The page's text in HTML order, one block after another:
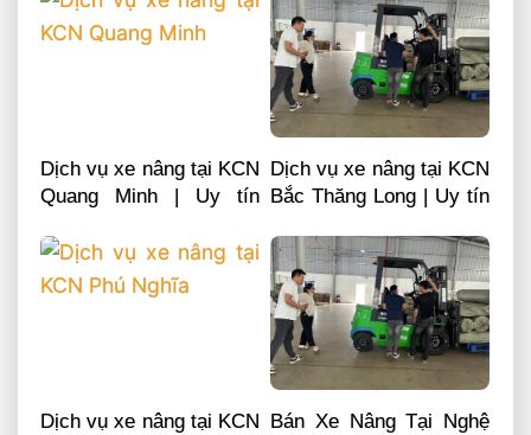
Dịch vụ xe nâng tại KCN
Quang Minh | Uy tín
0868481555
Dịch vụ xe nâng tại KCN
Bắc Thăng Long | Uy tín
0868481555
Dịch vụ xe nâng tại KCN
Bán Xe Nâng Tại Nghệ